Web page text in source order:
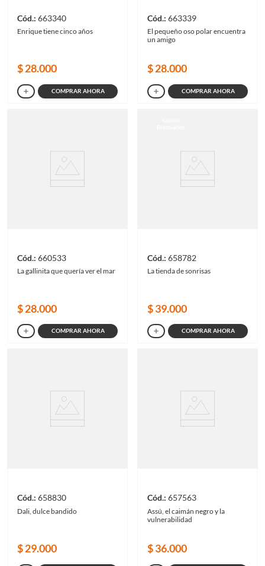
663340
Enrique tiene cinco años
$28.000
COMPRAR AHORA
663339
El pequeño oso polar encuentra
un amigo
$28.000
COMPRAR AHORA
660533
La gallinita que quería ver el mar
$28.000
COMPRAR AHORA
658782
La tienda de sonrisas
$39.000
COMPRAR AHORA
658830
Dali, dulce bandido
$29.000
657563
Assú, el caimán negro y la
vulnerabilidad
$36.000